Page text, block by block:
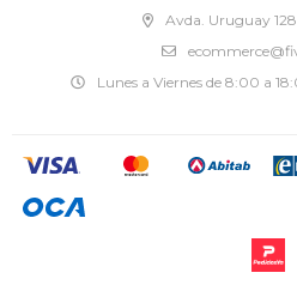
Avda. Uruguay
Lunes a Viernes de 8:00 a